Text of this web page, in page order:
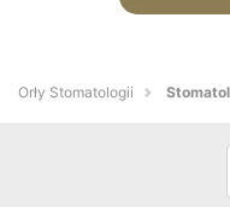
Orły Stomatologii